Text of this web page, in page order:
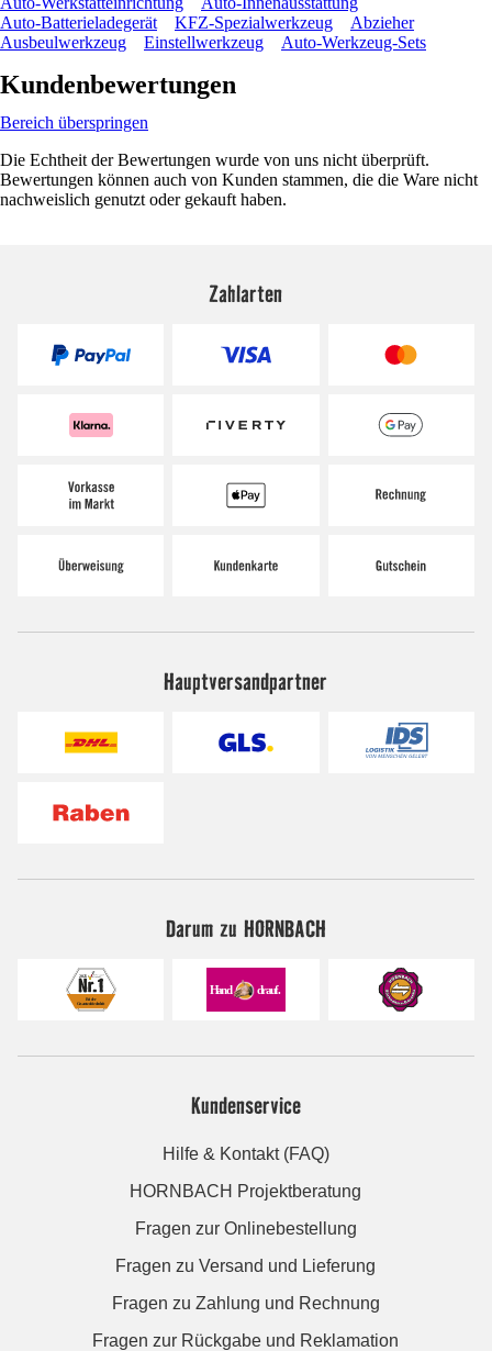
Auto-Batterieladegerät
KFZ-Spezialwerkzeug
Abzieher
Ausbeulwerkzeug
Einstellwerkzeug Auto-Werkzeug-Sets
Kundenbewertungen
Bereich überspringen
Die Echtheit der Bewertungen wurde von uns nicht überprüft.
Bewertungen können auch von Kunden stammen, die die Ware nicht
nachweislich genutzt oder gekauft haben.
Zahlarten
Hauptversandpartner
Darum zu HORNBACH
Kundenservice
Hilfe & Kontakt (FAQ)
HORNBACH Projektberatung
Fragen zur Onlinebestellung
Fragen zu Versand und Lieferung
Fragen zu Zahlung und Rechnung
Fragen zur Rückgabe und Reklamation